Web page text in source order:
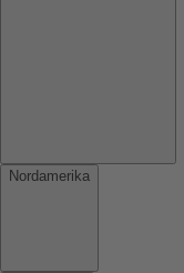
Nordamerika